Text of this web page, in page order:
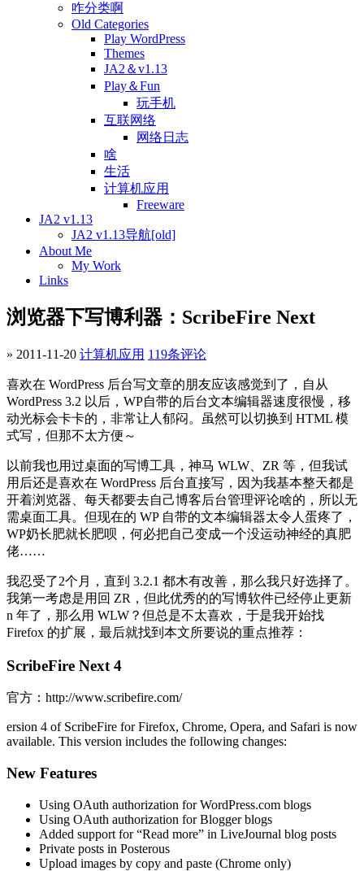
咋分类啊
Old Categories
Play WordPress
Themes
JA2＆v1.13
Play＆Fun
玩手机
互联网络
网络日志
啥
生活
计算机应用
Freeware
JA2 v1.13
JA2 v1.13导航[old]
About Me
My Work
Links
浏览器下写博利器：ScribeFire Next
» 2011-11-20 计算机应用 119条评论
喜欢在 WordPress 后台写文章的朋友应该感觉到了，自从
WordPress 3.2 以后，WP自带的后台文本编辑器速度很慢，移
动光标会卡卡的，非常让人郁闷。虽然可以切换到 HTML 模
式写，但那不太方便～
以前我也用过桌面的写博工具，神马 WLW、ZR 等，但我试
用后还是喜欢在 WordPress 后台直接写，因为我基本整天都是
开着浏览器、每天都要去自己博客后台管理评论啥的，所以无
需桌面工具。但现在的 WP 自带的文本编辑器太令人蛋疼了，
WP奶长肥就长肥呗，何必把自己变成一个没运动神经的真肥
佬……
我忍受了2个月，直到 3.2.1 都木有改善，那么我只好选择了。
我第一考虑是用回 ZR，但此优秀的的写博软件已经停止更新
n 年了，那么用 WLW？但总是不太喜欢，于是我开始找
Firefox 的扩展，最后就找到本文所要说的重点推荐：
ScribeFire Next 4
官方：http://www.scribefire.com/
ersion 4 of ScribeFire for Firefox, Chrome, Opera, and Safari is now
available. This version includes the following changes:
New Features
Using OAuth authorization for WordPress.com blogs
Using OAuth authorization for Blogger blogs
Added support for “Read more” in LiveJournal blog posts
Private posts in Posterous
Upload images by copy and paste (Chrome only)